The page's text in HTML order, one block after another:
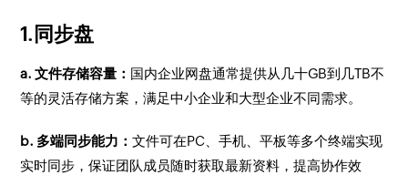
1.同步盘
a. 文件存储容量： 国内企业网盘通常提供从几十GB到几TB不
等的灵活存储方案，满足中小企业和大型企业不同需求。
b. 多端同步能力：文件可在PC、手机、平板等多个终端实现
实时同步，保证团队成员随时获取最新资料，提高协作效